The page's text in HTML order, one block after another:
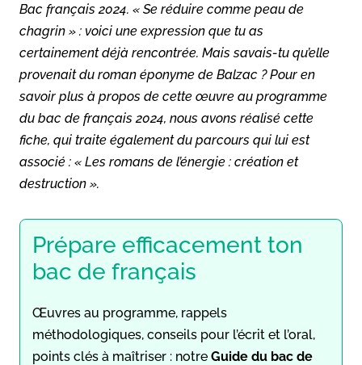
Bac français 2024. « Se réduire comme peau de
chagrin » : voici une expression que tu as
certainement déjà rencontrée. Mais savais-tu qu’elle
provenait du roman éponyme de Balzac ? Pour en
savoir plus à propos de cette œuvre au programme
du bac de français 2024, nous avons réalisé cette
fiche, qui traite également du parcours qui lui est
associé : « Les romans de l’énergie : création et
destruction ».
Prépare efficacement ton
bac de français
Œuvres au programme, rappels
méthodologiques, conseils pour l’écrit et l’oral,
points clés à maîtriser : notre Guide du bac de